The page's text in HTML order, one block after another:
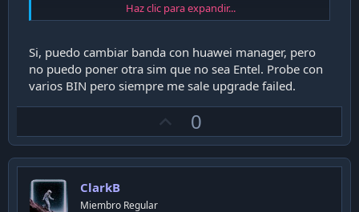
Aquí encontré este bin en el siguiente link, lo dejo aquí
misma versión que tienes, supongo que ya probaste tratar
cambiar de banda con huawei hmanager.
https://www.capa9.net/members/xunk.943165/
Haz clic para expandir...
Si, puedo cambiar banda con huawei manager, pero
no puedo poner otra sim que no sea Entel. Probe con
varios BIN pero siempre me sale upgrade failed.
p
v
0
ClarkB
Miembro Regular